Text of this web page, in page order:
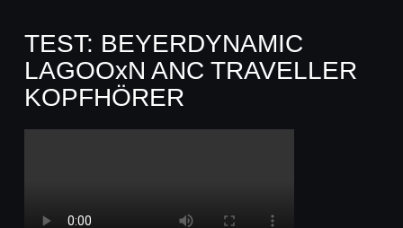
TEST: BEYERDYNAMIC
LAGOOxN ANC TRAVELLER
KOPFHÖRER